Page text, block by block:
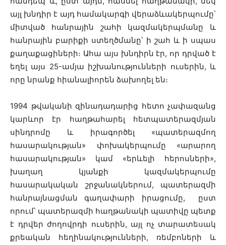
այլ խնդիր է այդ համակարգի վերաձևակերպումը՝
միտված հանրային շահի կազմակերպմանը և
հանրային բարիքի ստեղծմանը՝ ի շահ և ի սպաս
քաղաքացիների։ Ահա այս խնդիրն էր, որ դրված է
եղել այս 25-ամյա իշխանությունների ուսերին, և
որը նրանք հիանալիորեն ձախողել են։
1994 թվականի զինադադարից հետո չափազանց
կարևոր էր հաղթահարել հետպատերազմյան
սինդրոմը և իրագործել «պատերազմող
հասարակության» փոխակերպումը «արարող
հասարակության» կամ «երևելի հերոսների»,
խաղաղ կյանքի կազմակերպումը
հասարակական շրջանակներում, պատերազմի
հանրայնացման գաղափարի իրացումը, ըստ
որում՝ պատերազմի հաղթանակի պատիվը պետք
է դրվեր ժողովրդի ուսերին, այլ ոչ տարատեսակ
քրեական հեղինակությունների, ռեմբոների և